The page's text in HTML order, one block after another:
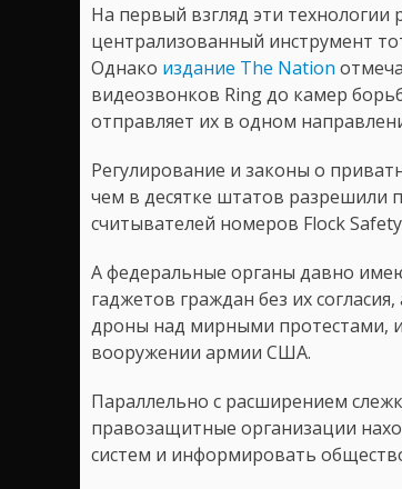
На первый взгляд эти
централизованный инструмент
Однако издание The Nation
видеозвонков Ring до камер
отправляет их в одном
Регулирование и законы о
чем в десятке штатов разрешили
считывателей номеров Flock
А федеральные органы давно
гаджетов граждан без их
дроны над мирными протестами,
вооружении армии США.
Параллельно с расширением
правозащитные организации
систем и информировать